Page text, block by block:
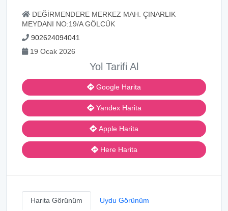
DEĞİRMENDERE MERKEZ MAH. ÇINARLIK
MEYDANI NO:19/A GÖLCÜK
902624094041
19 Ocak 2026
Yol Tarifi Al
Google Harita
Yandex Harita
Apple Harita
Here Harita
Harita Görünüm Uydu Görünüm